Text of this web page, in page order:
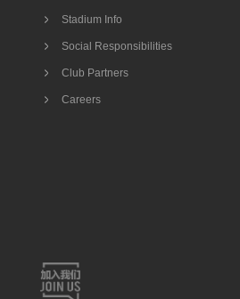
Stadium Info
Social Responsibilities
Club Partners
Careers